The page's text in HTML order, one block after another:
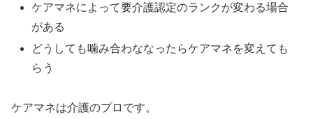
ケアマネによって要介護認定のランクが変わる場合
がある
どうしても噛み合わななったらケアマネを変えても
らう
ケアマネは介護のプロです。